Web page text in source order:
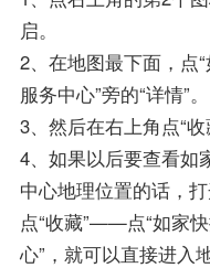
启。
2、在地图最下面，点
服务中心”旁的“详情”。
3、然后在右上角点“收
4、如果以后要查看如
中心地理位置的话，
点“收藏”——点“如家
心”，就可以直接进入